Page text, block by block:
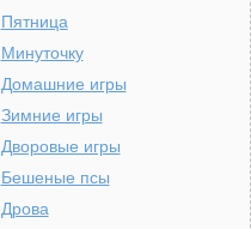
Пятница
Минуточку
Домашние игры
Зимние игры
Дворовые игры
Бешеные псы
Дрова